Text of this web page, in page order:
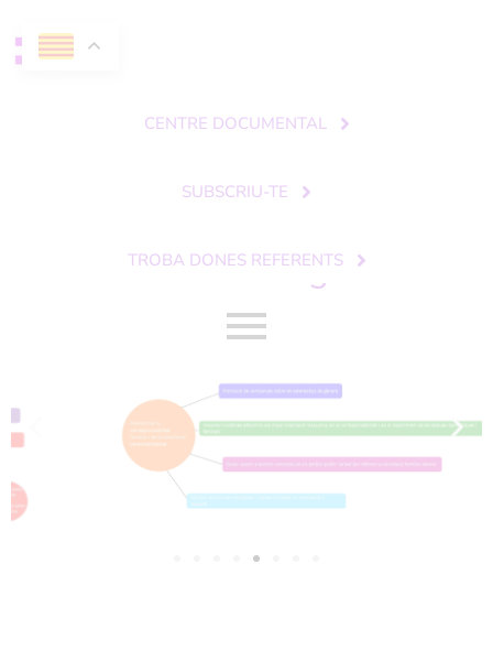
CENTRE DOCUMENTAL
SUBSCRIU-TE
TROBA DONES REFERENTS
Pla estratègic